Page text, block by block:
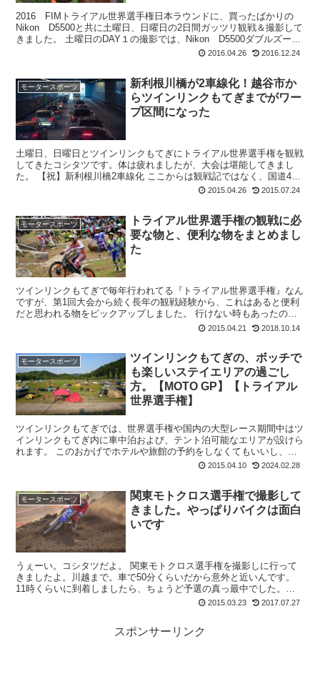
2016 FIMトライアル世界選手権日本ラウンドに、買ったばかりの
Nikon D5500と共に土曜日、日曜日の2日間ガッツリ観戦＆撮影して
きました。 土曜日のDAY１の撮影では、Nikon D5500ダブルズーム
2016.04.26 2016.12.24
モータースポーツ
新利根川橋が2車線化！越谷市か
らツインリンクもてぎまでがワー
プ区間になった
土曜日、日曜日とツインリンクもてぎにトライアル世界選手権を観戦
してきたコシタツです。体は疲れましたが、大会は堪能してきまし
た。 【祝】新利根川橋2車線化 ここからは観戦記ではなく、国道4号
バイパス新利根川橋2車線化のインプレッション記事...
2015.04.26 2015.07.24
モータースポーツ
トライアル世界選手権の観戦に必
要な物と、便利な物をまとめまし
た
ツインリンクもてぎで毎年行われてる『トライアル世界選手権』なん
ですが、第1回大会から続く長年の観戦経験から、これはあると便利
だと思われる物をピックアップしました。 行けない時もあったので
2015.04.21 2018.10.14
モータースポーツ
ツインリンクもてぎの、ボッチで
も楽しいステイエリアの過ごし
方。【MOTO GP】【トライアル
世界選手権】
ツインリンクもてぎでは、世界選手権や国内の大型レース期間中はツ
インリンクもてぎ内に車中泊および、テント泊可能なエリアが設けら
れます。 このおかげでホテルや旅館の予約をしなくてもいいし、プ
チアウトドアも楽しめて一石二鳥なんです。 ...2015.04.10 2024.02.28
モータースポーツ
関東モトクロス選手権で撮影して
きました。やっぱりバイクは面白
いです
うぇーい。コシタツだよ。 関東モトクロス選手権を撮影しに行って
きましたよ。川越まで。車で50分くらいだから意外と近いんです。
11時くらいに到着しましたら、ちょうど予選の真っ最中でした。お
客さんの入りは、見るからに関係者ばかりで...2015.03.23 2017.07.27
スポンサーリンク